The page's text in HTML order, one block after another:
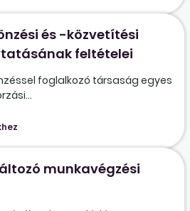
és -közvetítési
feltételei
foglalkozó társaság egyes
munkavégzési